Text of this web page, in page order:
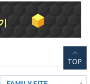
TOP